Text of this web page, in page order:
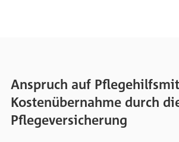
Anspruch auf
Kostenübernahme durch
Pflegeversicherung